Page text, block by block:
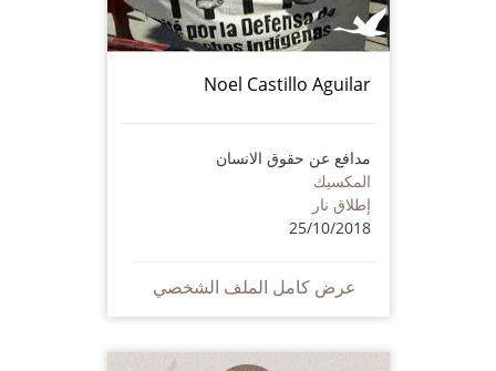
Noel Castillo Aguilar
مدافع عن حقوق الانسان
المكسيك
إطلاق نار
25/10/2018
عرض كامل الملف الشخصي